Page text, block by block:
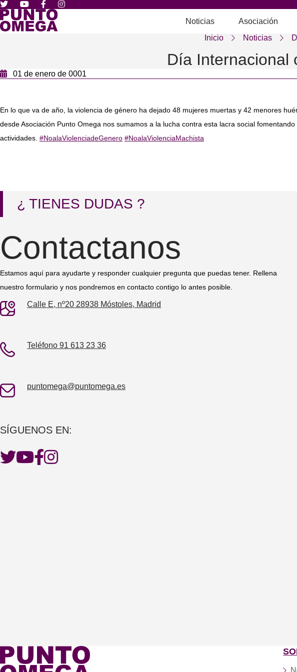
Noticias
Asociación
Inicio Noticias
Día Internacional
01 de enero de 0001
En lo que va de año, la violencia de género ha dejado 48 mujeres muertas y 42 menores
desde Asociación Punto Omega nos sumamos a la lucha contra esta lacra social
actividades. ‪#‎NoalaViolenciadeGenero‬ ‪#‎NoalaViolenciaMachista‬
¿ TIENES DUDAS ?
Contactanos
Estamos aquí para ayudarte y responder cualquier pregunta que puedas tener. Rellena
nuestro formulario y nos pondremos en contacto contigo lo antes posible.
Calle E, nº20 28938 Móstoles, Madrid
Teléfono 91 613 23 36
puntomega@puntomega.es
SÍGUENOS EN: